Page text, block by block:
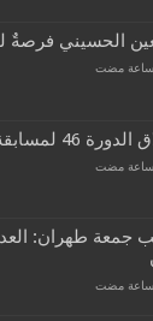
الحسيني فرصةٌ
القرآن الدولية في مكة
جمعة طهران: